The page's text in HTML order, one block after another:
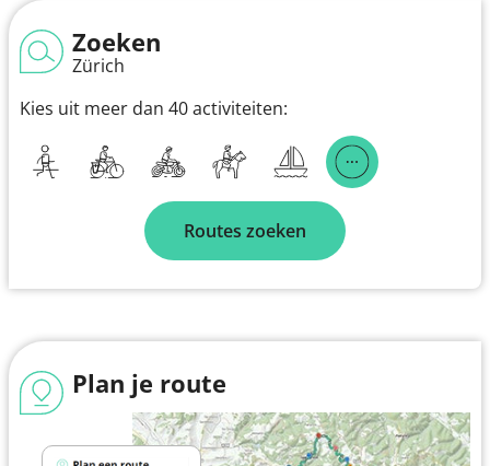
Zoeken
Zürich
Kies uit meer dan 40 activiteiten:
Routes zoeken
Plan je route